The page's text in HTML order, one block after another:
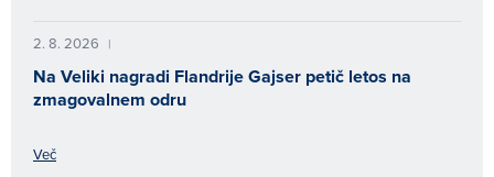
2. 8. 2026 |
Na Veliki nagradi Flandrije Gajser petič letos na
zmagovalnem odru
Več